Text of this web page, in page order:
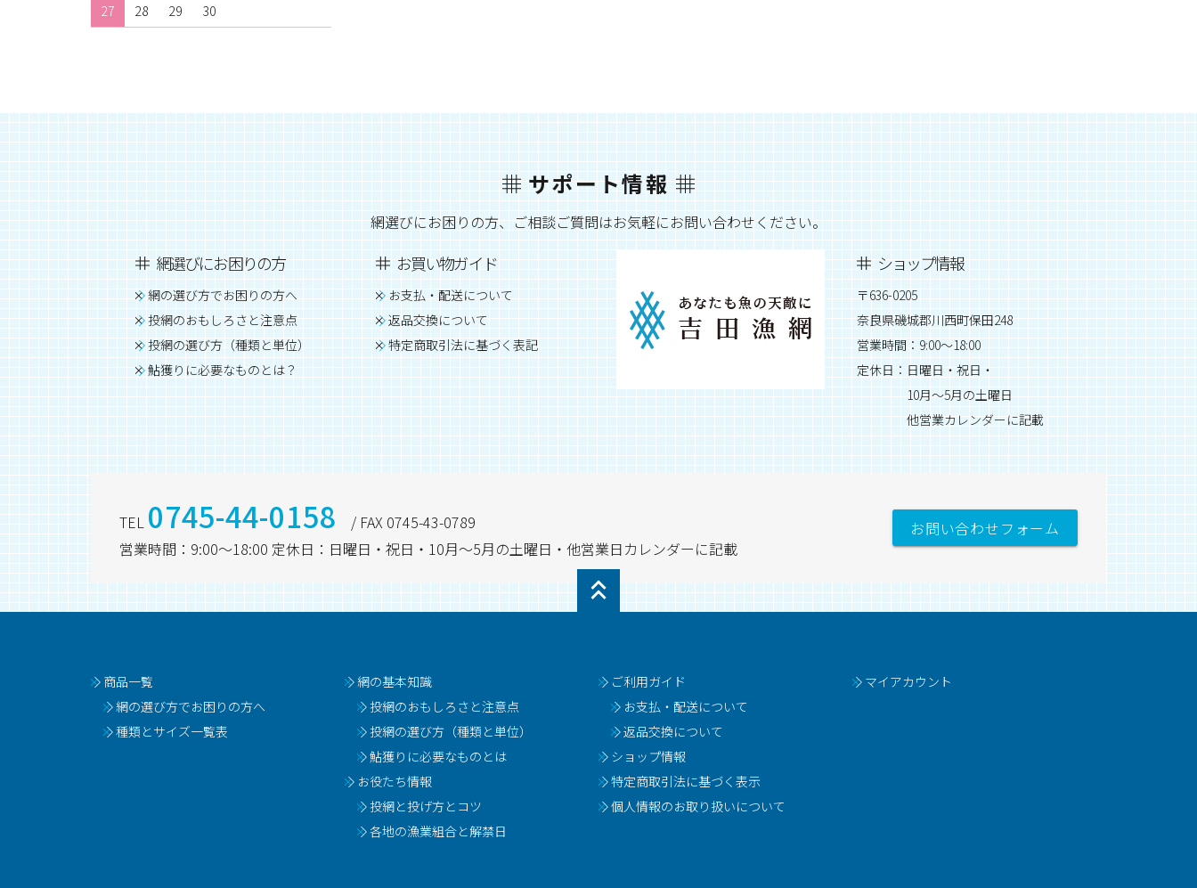
27
28 29 30
サポート情報
網選びにお困りの方、ご相談ご質問はお気軽にお問い合わせください。
網選びにお困りの方
網の選び方でお困りの方へ
投網のおもしろさと注意点
投網の選び方（種類と単位）
鮎獲りに必要なものとは？
お買い物ガイド
お支払・配送について
返品交換について
特定商取引法に基づく表記
ショップ情報
〒636-0205
奈良県磯城郡川西町保田248
営業時間：9:00～18:00
定休日：日曜日・祝日・
10月～5月の土曜日
他営業カレンダーに記載
TEL 0745-44-0158
/ FAX 0745-43-0789
営業時間：9:00～18:00 定休日：日曜日・祝日・10月～5月の土曜日・他営業日カレンダーに記載
お問い合わせフォーム
商品一覧
網の選び方でお困りの方へ
種類とサイズ一覧表
網の基本知識
投網のおもしろさと注意点
投網の選び方（種類と単位）
鮎獲りに必要なものとは
お役たち情報
投網と投げ方とコツ
各地の漁業組合と解禁日
ご利用ガイド
お支払・配送について
返品交換について
ショップ情報
特定商取引法に基づく表示
個人情報のお取り扱いについて
マイアカウント